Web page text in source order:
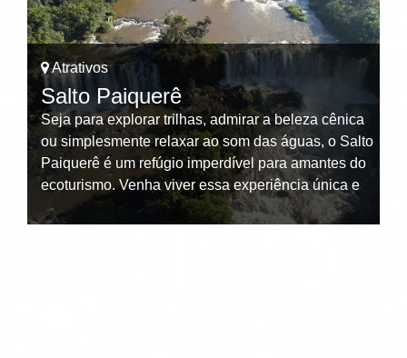
Atrativos
Salto Paiquerê
Seja para explorar trilhas, admirar a beleza cênica
ou simplesmente relaxar ao som das águas, o Salto
Paiquerê é um refúgio imperdível para amantes do
ecoturismo. Venha viver essa experiência única e